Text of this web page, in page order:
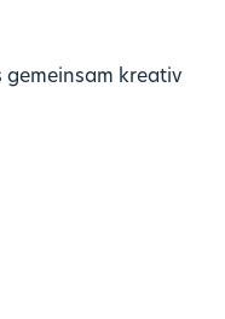
gemeinsam kreativ